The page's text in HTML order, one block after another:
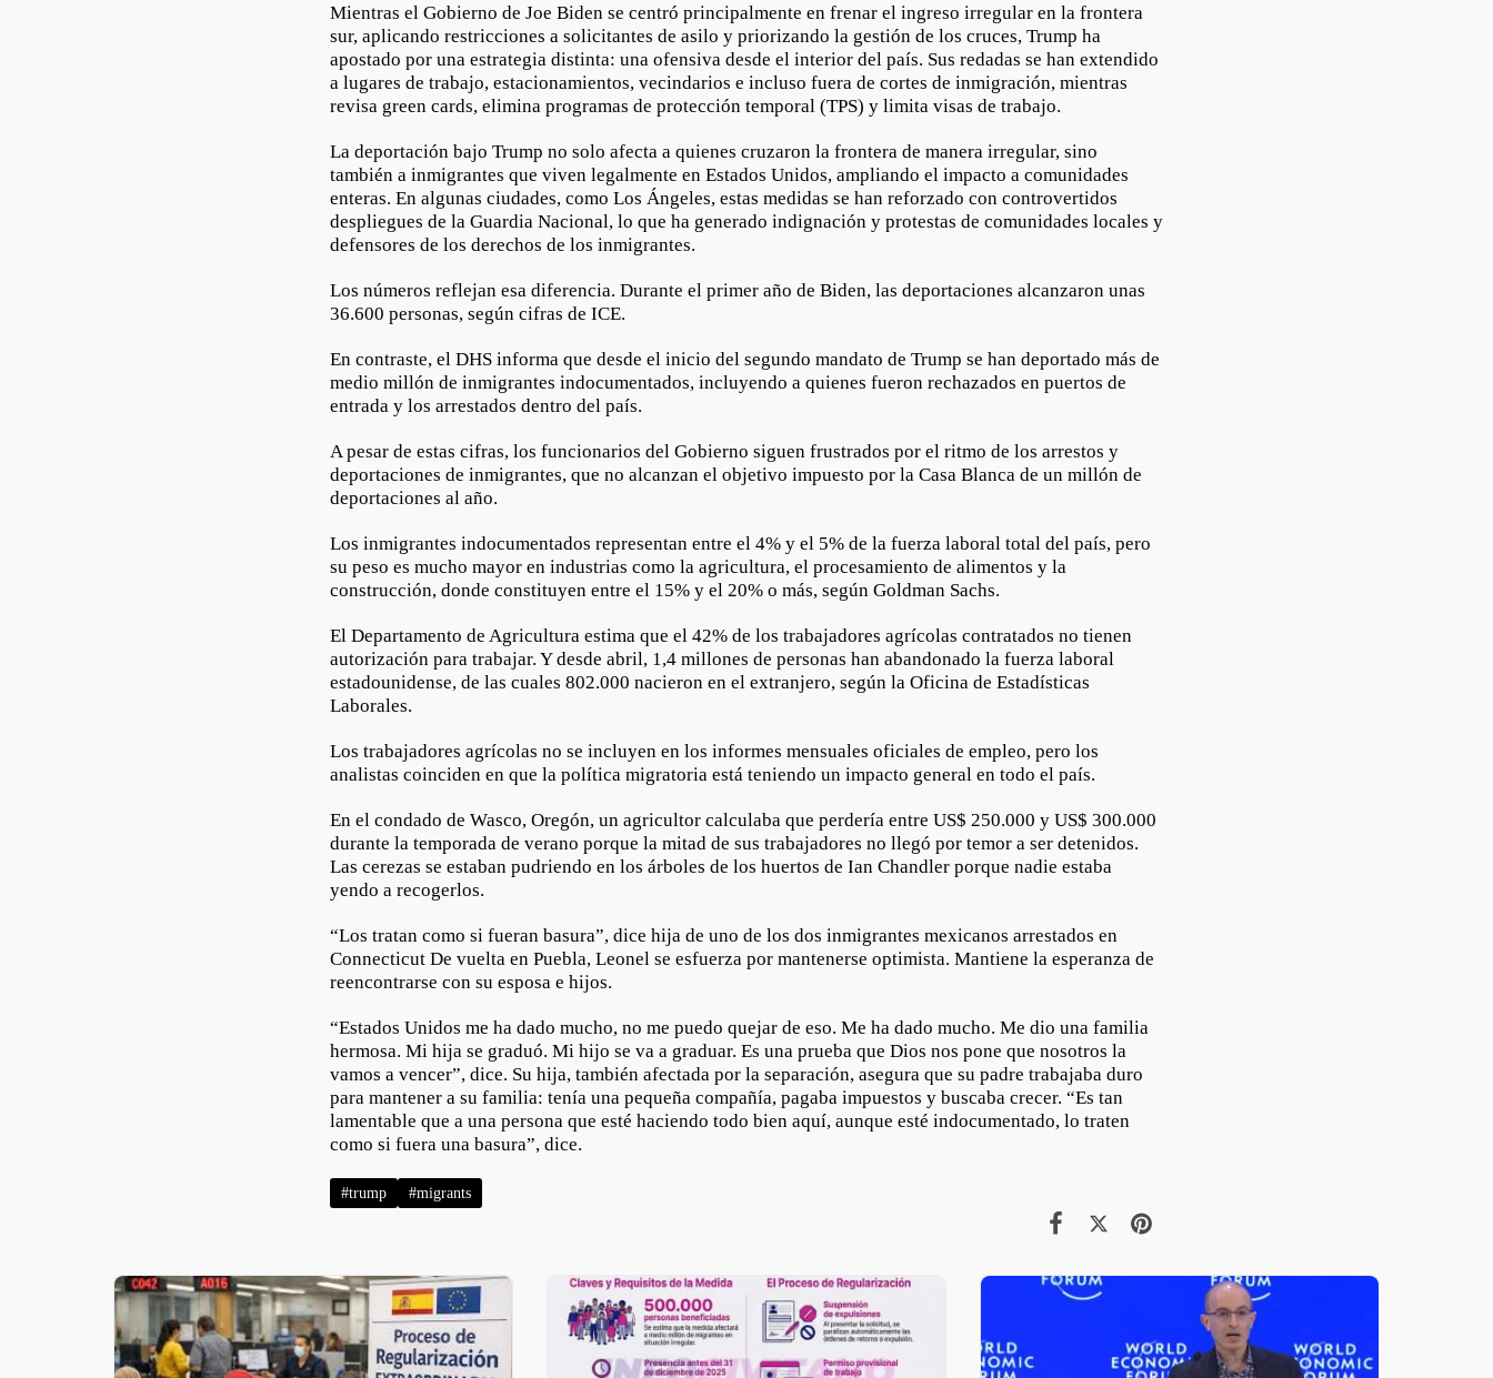
Mientras el Gobierno de Joe Biden se centró principalmente en frenar el ingreso irregular en la frontera
sur, aplicando restricciones a solicitantes de asilo y priorizando la gestión de los cruces, Trump ha
apostado por una estrategia distinta: una ofensiva desde el interior del país. Sus redadas se han extendido
a lugares de trabajo, estacionamientos, vecindarios e incluso fuera de cortes de inmigración, mientras
revisa green cards, elimina programas de protección temporal (TPS) y limita visas de trabajo.
La deportación bajo Trump no solo afecta a quienes cruzaron la frontera de manera irregular, sino
también a inmigrantes que viven legalmente en Estados Unidos, ampliando el impacto a comunidades
enteras. En algunas ciudades, como Los Ángeles, estas medidas se han reforzado con controvertidos
despliegues de la Guardia Nacional, lo que ha generado indignación y protestas de comunidades locales y
defensores de los derechos de los inmigrantes.
Los números reflejan esa diferencia. Durante el primer año de Biden, las deportaciones alcanzaron unas
36.600 personas, según cifras de ICE.
En contraste, el DHS informa que desde el inicio del segundo mandato de Trump se han deportado más de
medio millón de inmigrantes indocumentados, incluyendo a quienes fueron rechazados en puertos de
entrada y los arrestados dentro del país.
A pesar de estas cifras, los funcionarios del Gobierno siguen frustrados por el ritmo de los arrestos y
deportaciones de inmigrantes, que no alcanzan el objetivo impuesto por la Casa Blanca de un millón de
deportaciones al año.
Los inmigrantes indocumentados representan entre el 4% y el 5% de la fuerza laboral total del país, pero
su peso es mucho mayor en industrias como la agricultura, el procesamiento de alimentos y la
construcción, donde constituyen entre el 15% y el 20% o más, según Goldman Sachs.
El Departamento de Agricultura estima que el 42% de los trabajadores agrícolas contratados no tienen
autorización para trabajar. Y desde abril, 1,4 millones de personas han abandonado la fuerza laboral
estadounidense, de las cuales 802.000 nacieron en el extranjero, según la Oficina de Estadísticas
Laborales.
Los trabajadores agrícolas no se incluyen en los informes mensuales oficiales de empleo, pero los
analistas coinciden en que la política migratoria está teniendo un impacto general en todo el país.
En el condado de Wasco, Oregón, un agricultor calculaba que perdería entre US$ 250.000 y US$ 300.000
durante la temporada de verano porque la mitad de sus trabajadores no llegó por temor a ser detenidos.
Las cerezas se estaban pudriendo en los árboles de los huertos de Ian Chandler porque nadie estaba
yendo a recogerlos.
“Los tratan como si fueran basura”, dice hija de uno de los dos inmigrantes mexicanos arrestados en
Connecticut De vuelta en Puebla, Leonel se esfuerza por mantenerse optimista. Mantiene la esperanza de
reencontrarse con su esposa e hijos.
“Estados Unidos me ha dado mucho, no me puedo quejar de eso. Me ha dado mucho. Me dio una familia
hermosa. Mi hija se graduó. Mi hijo se va a graduar. Es una prueba que Dios nos pone que nosotros la
vamos a vencer”, dice. Su hija, también afectada por la separación, asegura que su padre trabajaba duro
para mantener a su familia: tenía una pequeña compañía, pagaba impuestos y buscaba crecer. “Es tan
lamentable que a una persona que esté haciendo todo bien aquí, aunque esté indocumentado, lo traten
como si fuera una basura”, dice.
#trump #migrants